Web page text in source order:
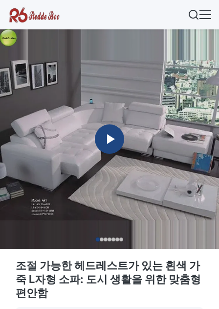
조절 가능한 헤드레스트가 있는 흰색 가
죽 L자형 소파: 도시 생활을 위한 맞춤형
편안함